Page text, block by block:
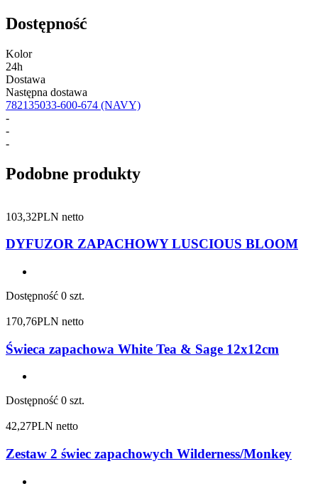
Dostępność
Kolor
24h
Dostawa
Następna dostawa
782135033-600-674 (NAVY)
-
-
-
Podobne produkty
103,32PLN netto
DYFUZOR ZAPACHOWY LUSCIOUS BLOOM
Dostępność 0 szt.
170,76PLN netto
Świeca zapachowa White Tea & Sage 12x12cm
Dostępność 0 szt.
42,27PLN netto
Zestaw 2 świec zapachowych Wilderness/Monkey